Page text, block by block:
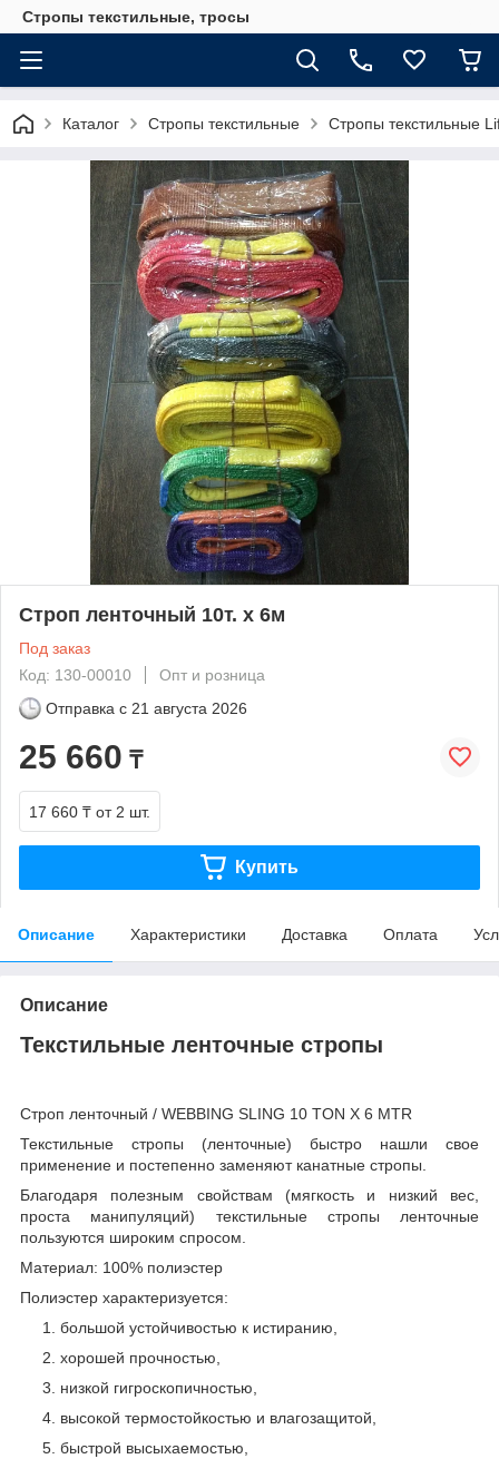
Стропы текстильные, тросы
Каталог Стропы текстильные Стропы текстильные
Строп ленточный 10т. х 6м
Под заказ
Код: 130-00010
Опт и розница
Отправка с 21 августа 2026
25 660 ₸
17 660 ₸ от 2 шт.
Купить
Описание Характеристики Доставка Оплата
Описание
Текстильные ленточные стропы
Строп ленточный / WEBBING SLING 10 TON X 6 MTR
Текстильные стропы (ленточные) быстро нашли свое
применение и постепенно заменяют канатные стропы.
Благодаря полезным свойствам (мягкость и низкий вес,
проста манипуляций) текстильные стропы ленточные
пользуются широким спросом.
Материал: 100% полиэстер
Полиэстер характеризуется:
большой устойчивостью к истиранию,
хорошей прочностью,
низкой гигроскопичностью,
высокой термостойкостью и влагозащитой,
быстрой высыхаемостью,